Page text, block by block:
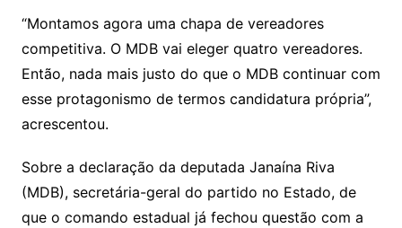
“Montamos agora uma chapa de vereadores
competitiva. O MDB vai eleger quatro vereadores.
Então, nada mais justo do que o MDB continuar com
esse protagonismo de termos candidatura própria”,
acrescentou.
Sobre a declaração da deputada Janaína Riva
(MDB), secretária-geral do partido no Estado, de
que o comando estadual já fechou questão com a